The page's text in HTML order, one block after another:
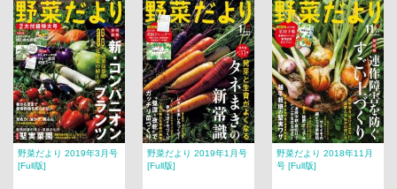
野菜だより 2019年3月号
[Full版]
野菜だより 2019年1月号
[Full版]
野菜だより 2018年11月
号 [Full版]